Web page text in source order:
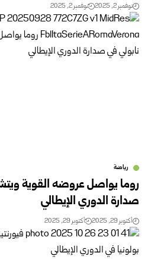
نوفمبر 2, 2025 نوفمبر 2, 2025
رياضة
روما يواصل عروضه القوية
صدارة الدوري الإيطالي
أكتوبر 29, 2025 أكتوبر 29, 2025